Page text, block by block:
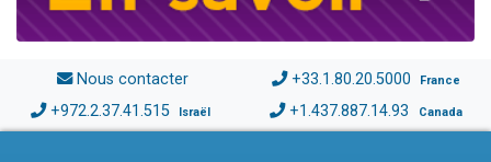
Nous contacter +33.1.80.20.5000 France
+972.2.37.41.515 Israël +1.437.887.14.93 Canada